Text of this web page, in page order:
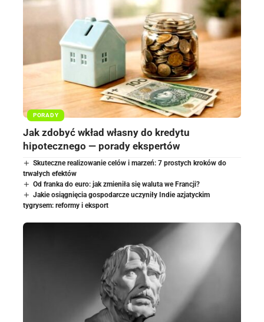
PORADY
Jak zdobyć wkład własny do kredytu
hipotecznego — porady ekspertów
Skuteczne realizowanie celów i marzeń: 7 prostych kroków do
trwałych efektów
Od franka do euro: jak zmieniła się waluta we Francji?
Jakie osiągnięcia gospodarcze uczyniły Indie azjatyckim
tygrysem: reformy i eksport